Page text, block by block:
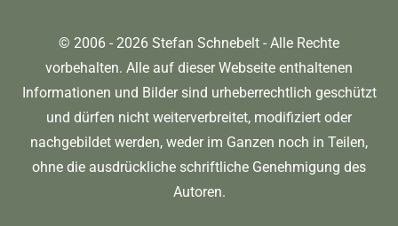
© 2006 - 2026 Stefan Schnebelt - Alle Rechte
vorbehalten. Alle auf dieser Webseite enthaltenen
Informationen und Bilder sind urheberrechtlich geschützt
und dürfen nicht weiterverbreitet, modifiziert oder
nachgebildet werden, weder im Ganzen noch in Teilen,
ohne die ausdrückliche schriftliche Genehmigung des
Autoren.